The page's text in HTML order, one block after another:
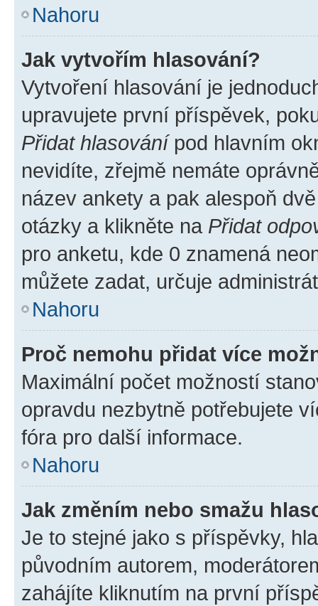
Nahoru
Jak vytvořím hlasování?
Vytvoření hlasování je
upravujete první příspěvek,
Přidat hlasovánípod hlavním
nevidíte, zřejmě nemáte
název ankety a pak alespoň
otázky a klikněte na Přidat
pro anketu, kde 0 znamená
můžete zadat, určuje
Nahoru
Proč nemohu přidat více
Maximální počet možností
opravdu nezbytně potřebujete
fóra pro další informace.
Nahoru
Jak změním nebo smažu
Je to stejné jako s příspěvky,
původním autorem,
zahájíte kliknutím na první